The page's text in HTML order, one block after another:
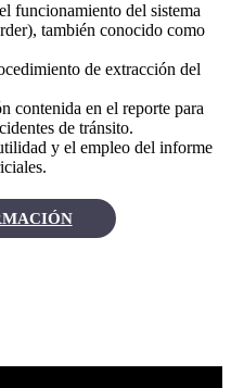
funcionamiento del sistema
también conocido como
de extracción del
contenida en el reporte para
de tránsito.
y el empleo del informe